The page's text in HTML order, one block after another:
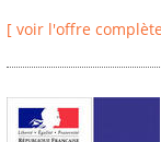
[ voir l'offre